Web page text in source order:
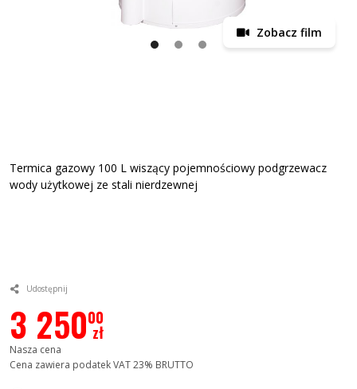
Zobacz film
Termica gazowy 100 L wiszący pojemnościowy podgrzewacz
wody użytkowej ze stali nierdzewnej
Udostępnij
3 25000
zł
Nasza cena
Cena zawiera podatek VAT 23% BRUTTO